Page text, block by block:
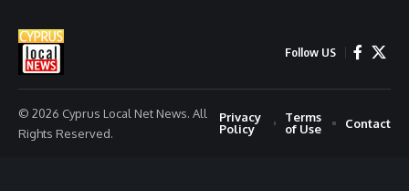
Follow US
© 2026 Cyprus Local Net News. All
Rights Reserved.
Privacy
Policy
Terms
of Use
Contact